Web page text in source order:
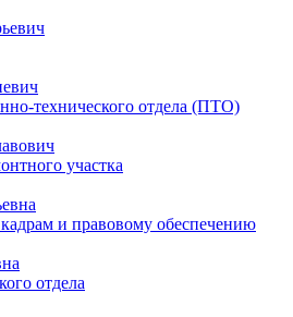
технического отдела (ПТО)
участка
и правовому обеспечению
отдела